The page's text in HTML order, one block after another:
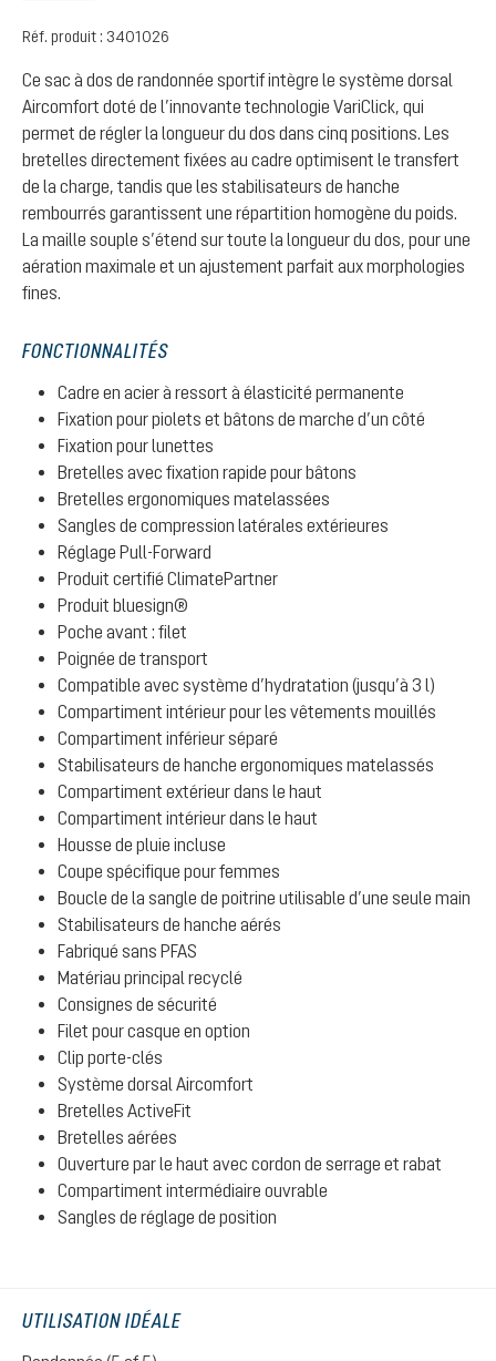
Réf. produit : 3401026
Ce sac à dos de randonnée sportif intègre le système dorsal
Aircomfort doté de l’innovante technologie VariClick, qui
permet de régler la longueur du dos dans cinq positions. Les
bretelles directement fixées au cadre optimisent le transfert
de la charge, tandis que les stabilisateurs de hanche
rembourrés garantissent une répartition homogène du poids.
La maille souple s’étend sur toute la longueur du dos, pour une
aération maximale et un ajustement parfait aux morphologies
fines.
FONCTIONNALITÉS
Cadre en acier à ressort à élasticité permanente
Fixation pour piolets et bâtons de marche d’un côté
Fixation pour lunettes
Bretelles avec fixation rapide pour bâtons
Bretelles ergonomiques matelassées
Sangles de compression latérales extérieures
Réglage Pull-Forward
Produit certifié ClimatePartner
Produit bluesign®
Poche avant : filet
Poignée de transport
Compatible avec système d’hydratation (jusqu’à 3 l)
Compartiment intérieur pour les vêtements mouillés
Compartiment inférieur séparé
Stabilisateurs de hanche ergonomiques matelassés
Compartiment extérieur dans le haut
Compartiment intérieur dans le haut
Housse de pluie incluse
Coupe spécifique pour femmes
Boucle de la sangle de poitrine utilisable d’une seule main
Stabilisateurs de hanche aérés
Fabriqué sans PFAS
Matériau principal recyclé
Consignes de sécurité
Filet pour casque en option
Clip porte-clés
Système dorsal Aircomfort
Bretelles ActiveFit
Bretelles aérées
Ouverture par le haut avec cordon de serrage et rabat
Compartiment intermédiaire ouvrable
Sangles de réglage de position
UTILISATION IDÉALE